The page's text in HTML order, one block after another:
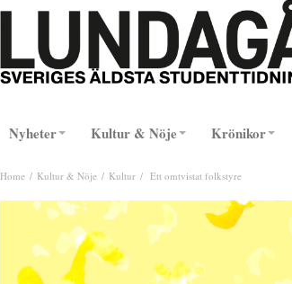
Nyheter Kultur & Nöje Krönikor
Home Kultur & Nöje Kultur Ett omtvistat folkstyre